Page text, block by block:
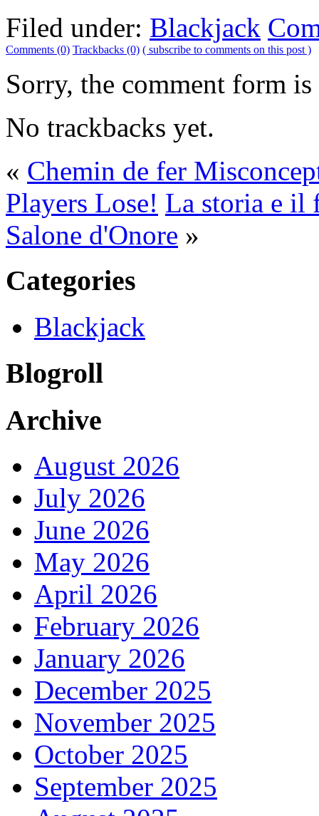
Filed under: Blackjack
Comments (0) Trackbacks (0) ( subscribe to comments on this post )
Sorry, the comment form
No trackbacks yet.
« Chemin de fer
Players Lose! La storia e il
Salone d'Onore »
Categories
Blackjack
Blogroll
Archive
August 2026
July 2026
June 2026
May 2026
April 2026
February 2026
January 2026
December 2025
November 2025
October 2025
September 2025